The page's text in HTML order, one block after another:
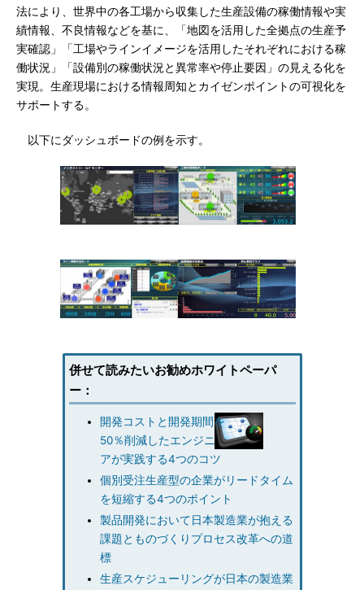
法により、世界中の各工場から収集した生産設備の稼働情報や実
績情報、不良情報などを基に、「地図を活用した全拠点の生産予
実確認」「工場やラインイメージを活用したそれぞれにおける稼
働状況」「設備別の稼働状況と異常率や停止要因」の見える化を
実現。生産現場における情報周知とカイゼンポイントの可視化を
サポートする。
以下にダッシュボードの例を示す。
併せて読みたいお勧めホワイトペーパ
ー：
開発コストと開発期間を
50％削減したエンジニ
アが実践する4つのコツ
個別受注生産型の企業がリードタイム
を短縮する4つのポイント
製品開発において日本製造業が抱える
課題とものづくりプロセス改革への道
標
生産スケジューリングが日本の製造業